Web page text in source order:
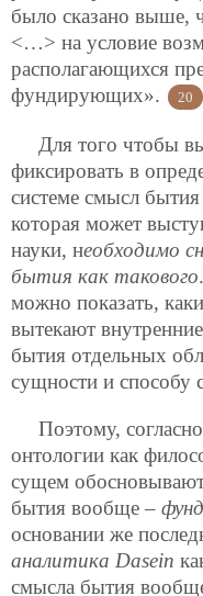
было сказано выше,
<…> на условие
располагающихся
фундирующих».
20
Для того чтобы
фиксировать в
системе смысл
которая может
науки, необходимо
бытия как такового
можно показать,
вытекают
бытия отдельных
сущности и способу
Поэтому,
онтологии как
сущем
бытия вообще –
основании же
аналитика Dasein
смысла бытия